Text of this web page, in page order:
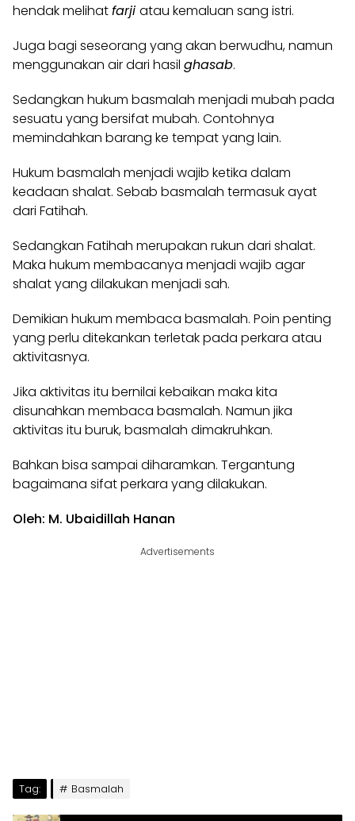
hendak melihatfarji atau kemaluan sang istri.
Juga bagi seseorang yang akan berwudhu, namun
menggunakan air dari hasil ghasab.
Sedangkan hukum basmalah menjadi mubah pada
sesuatu yang bersifat mubah. Contohnya
memindahkan barang ke tempat yang lain.
Hukum basmalah menjadi wajib ketika dalam
keadaan shalat. Sebab basmalah termasuk ayat
dari Fatihah.
Sedangkan Fatihah merupakan rukun dari shalat.
Maka hukum membacanya menjadi wajib agar
shalat yang dilakukan menjadi sah.
Demikian hukum membaca basmalah. Poin penting
yang perlu ditekankan terletak pada perkara atau
aktivitasnya.
Jika aktivitas itu bernilai kebaikan maka kita
disunahkan membaca basmalah. Namun jika
aktivitas itu buruk, basmalah dimakruhkan.
Bahkan bisa sampai diharamkan. Tergantung
bagaimana sifat perkara yang dilakukan.
Oleh: M. Ubaidillah Hanan
Advertisements
Tag: Basmalah